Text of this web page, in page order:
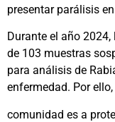
presentar parálisis
Durante el año
de 103 muestras
para análisis de
enfermedad. Por
comunidad es a